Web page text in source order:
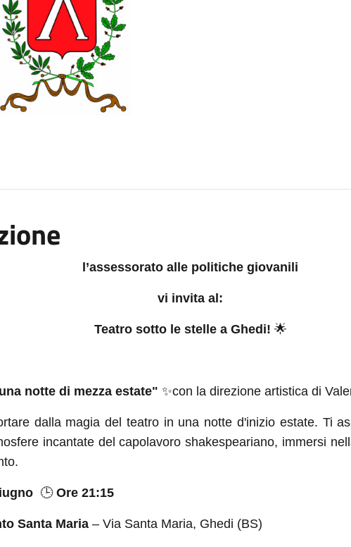
l’assessorato alle politiche giovanili
vi invita al:
Teatro sotto le stelle a Ghedi! 🌟
notte di mezza estate" ✨con la direzione artistica di
dalla magia del teatro in una notte d'inizio estate. Ti
incantate del capolavoro shakespeariano, immersi
🕒 Ore 21:15
Santa Maria– Via Santa Maria, Ghedi (BS)